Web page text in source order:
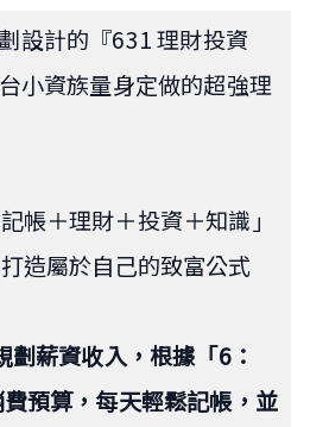
設計的『631 理財投資
小資族量身定做的超強理
帳＋理財＋投資＋知識」
造屬於自己的致富公式
劃薪資收入，根據「6：
預算，每天輕鬆記帳，並